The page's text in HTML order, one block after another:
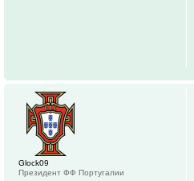
Glock09
Президент ФФ Португалии